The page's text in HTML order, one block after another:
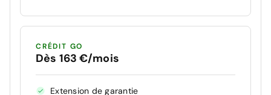
CRÉDIT GO
Dès 163 €/mois
Extension de garantie